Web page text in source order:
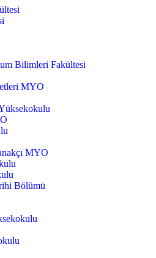
Bilimleri Fakültesi
MYO
MYO
Bölümü